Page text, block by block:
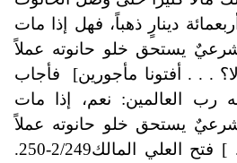
دينارٍ ذهباً، فهل إذا مات
يستحق خلو حانوته عملاً
. . . أفتونا مأجورين]
فأجاب
رب العالمين: نعم، إذا مات
يستحق خلو حانوته عملاً
العلي المالك2/249-250
.